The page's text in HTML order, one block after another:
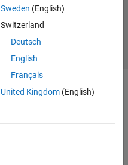
Sweden (English)
Switzerland
Deutsch
English
Français
United Kingdom(English)